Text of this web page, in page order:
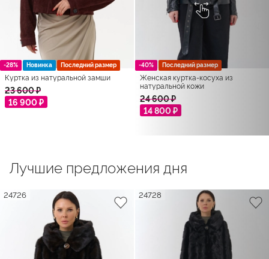
-28% Новинка Последний размер
Куртка из натуральной замши
23 600 ₽
16 900 ₽
-40% Последний размер
Женская куртка-косуха из
натуральной кожи
24 600 ₽
14 800 ₽
Лучшие предложения дня
24726 24728